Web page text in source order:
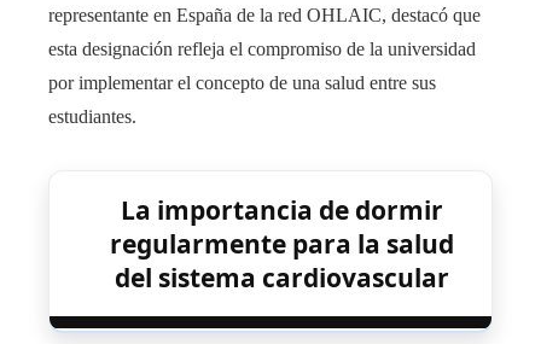
representante en España de la red OHLAIC, destacó que
esta designación refleja el compromiso de la universidad
por implementar el concepto de una salud entre sus
estudiantes.
La importancia de dormir
regularmente para la salud
del sistema cardiovascular